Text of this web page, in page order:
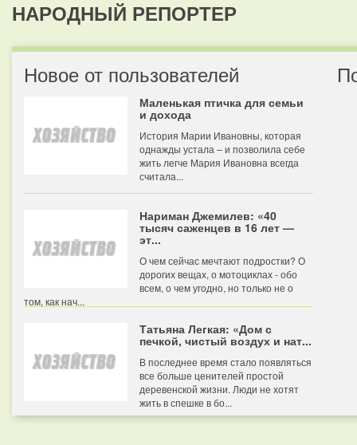
НАРОДНЫЙ РЕПОРТЕР
Новое от пользователей
Маленькая птичка для семьи
и дохода
История Марии Ивановны, которая
однажды устала – и позволила себе
жить легче Мария Ивановна всегда
считала...
Нариман Джемилев: «40
тысяч саженцев в 16 лет —
эт...
О чем сейчас мечтают подростки? О
дорогих вещах, о мотоциклах - обо
всем, о чем угодно, но только не о
том, как нач...
Татьяна Легкая: «Дом с
печкой, чистый воздух и нат...
В последнее время стало появляться
все больше ценителей простой
деревенской жизни. Люди не хотят
жить в спешке в бо...